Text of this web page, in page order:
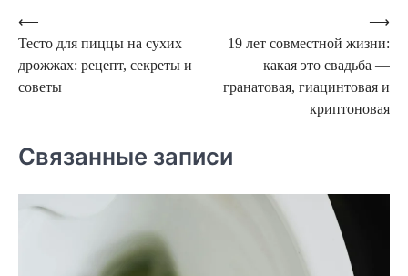
Навигация
по
записям
⟵
Тесто для пиццы на сухих
дрожжах: рецепт, секреты и
советы
19 лет совместной жизни:
какая это свадьба —
гранатовая, гиацинтовая и
криптоновая
⟶
Связанные записи